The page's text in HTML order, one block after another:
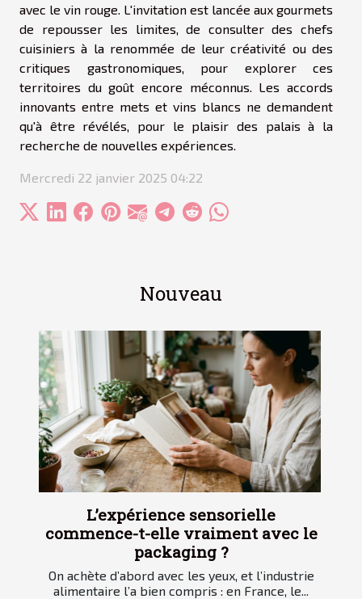
avec le vin rouge. L'invitation est lancée aux gourmets
de repousser les limites, de consulter des chefs
cuisiniers à la renommée de leur créativité ou des
critiques gastronomiques, pour explorer ces
territoires du goût encore méconnus. Les accords
innovants entre mets et vins blancs ne demandent
qu'à être révélés, pour le plaisir des palais à la
recherche de nouvelles expériences.
Mercredi 22 janvier 2025 04:22
Nouveau
L’expérience sensorielle
commence-t-elle vraiment avec le
packaging ?
On achète d’abord avec les yeux, et l’industrie
alimentaire l’a bien compris : en France, le...